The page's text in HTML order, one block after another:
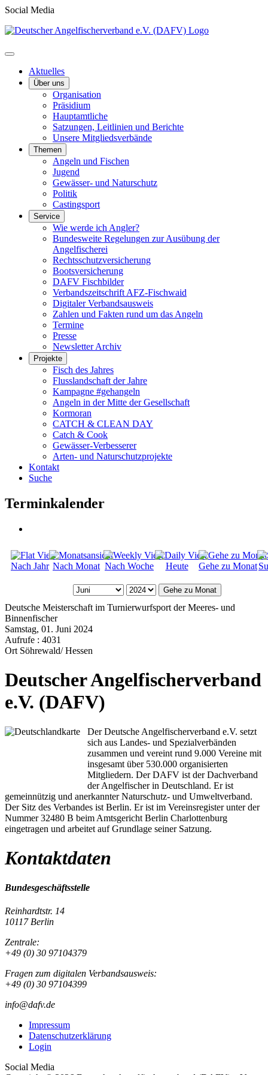
Social Media
Aktuelles
Über uns
Organisation
Präsidium
Hauptamtliche
Satzungen, Leitlinien und Berichte
Unsere Mitgliedsverbände
Themen
Angeln und Fischen
Jugend
Gewässer- und Naturschutz
Politik
Castingsport
Service
Wie werde ich Angler?
Bundesweite Regelungen zur Ausübung der
Angelfischerei
Rechtsschutzversicherung
Bootsversicherung
DAFV Fischbilder
Verbandszeitschrift AFZ-Fischwaid
Digitaler Verbandsausweis
Zahlen und Fakten rund um das Angeln
Termine
Presse
Newsletter Archiv
Projekte
Fisch des Jahres
Flusslandschaft der Jahre
Kampagne #gehangeln
Angeln in der Mitte der Gesellschaft
Kormoran
CATCH & CLEAN DAY
Catch & Cook
Gewässer-Verbesserer
Arten- und Naturschutzprojekte
Kontakt
Suche
Terminkalender
Nach Jahr Nach Monat Nach Woche Heute Gehe zu Monat
Gehe zu Monat
Deutsche Meisterschaft im Turnierwurfsport der Meeres- und
Binnenfischer
Samstag, 01. Juni 2024
Aufrufe : 4031
Ort Söhrewald/ Hessen
Deutscher Angelfischerverband
e.V. (DAFV)
Der Deutsche Angelfischerverband e.V. setzt
sich aus Landes- und Spezialverbänden
zusammen und vereint rund 9.000 Vereine mit
insgesamt über 530.000 organisierten
Mitgliedern. Der DAFV ist der Dachverband
der Angelfischer in Deutschland. Er ist
gemeinnützig und anerkannter Naturschutz- und Umweltverband.
Der Sitz des Verbandes ist Berlin. Er ist im Vereinsregister unter der
Nummer 32480 B beim Amtsgericht Berlin Charlottenburg
eingetragen und arbeitet auf Grundlage seiner Satzung.
Kontaktdaten
Bundesgeschäftsstelle
Reinhardtstr. 14
10117 Berlin
Zentrale:
+49 (0) 30 97104379
Fragen zum digitalen Verbandsausweis:
+49 (0) 30 97104399
info@dafv.de
Impressum
Datenschutzerklärung
Login
Social Media